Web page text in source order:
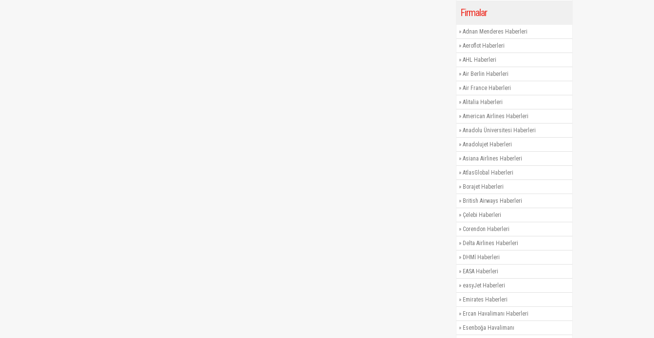
Firmalar
» Adnan Menderes Haberleri
» Aeroflot Haberleri
» AHL Haberleri
» Air Berlin Haberleri
» Air France Haberleri
» Alitalia Haberleri
» American Airlines Haberleri
» Anadolu Üniversitesi Haberleri
» Anadolujet Haberleri
» Asiana Airlines Haberleri
» AtlasGlobal Haberleri
» Borajet Haberleri
» British Airways Haberleri
» Çelebi Haberleri
» Corendon Haberleri
» Delta Airlines Haberleri
» DHMİ Haberleri
» EASA Haberleri
» easyJet Haberleri
» Emirates Haberleri
» Ercan Havalimanı Haberleri
» Esenboğa Havalimanı